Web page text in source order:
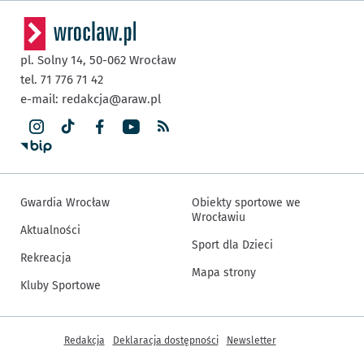
pl. Solny 14, 50-062 Wrocław
tel. 71 776 71 42
e-mail: redakcja@araw.pl
Gwardia Wrocław
Aktualności
Rekreacja
Kluby Sportowe
Obiekty sportowe we
Wrocławiu
Sport dla Dzieci
Mapa strony
Inne informacje
Redakcja Deklaracja dostępności Newsletter